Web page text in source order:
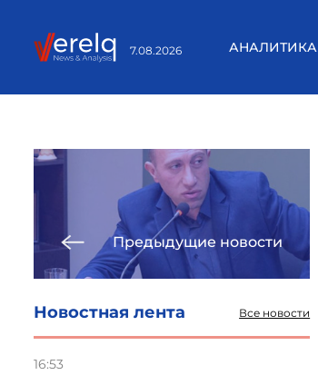
7.08.2026 АНАЛИТИКА
Предыдущие новости
Новостная лента Все новости
16:53